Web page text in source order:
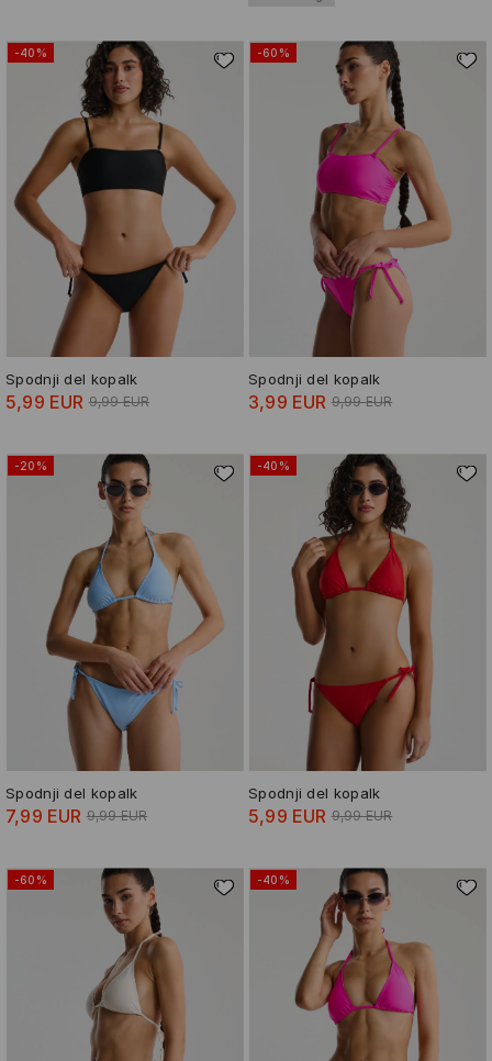
-40%
Spodnji del kopalk
5,99 EUR 9,99 EUR
-60%
Spodnji del kopalk
3,99 EUR 9,99 EUR
-20%
Spodnji del kopalk
7,99 EUR 9,99 EUR
-40%
Spodnji del kopalk
5,99 EUR 9,99 EUR
-60% -40%